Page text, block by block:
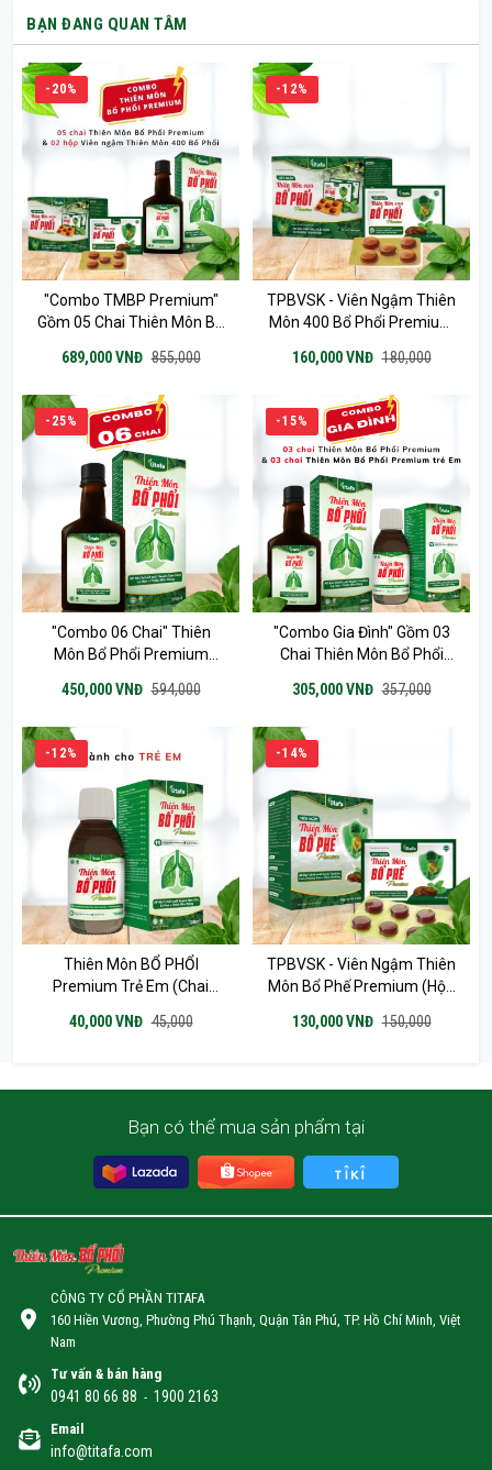
BẠN ĐANG QUAN TÂM
-20%
"Combo TMBP Premium"
Gồm 05 Chai Thiên Môn Bổ
Ngậm Thiên Môn 400 Bổ
689,000 VNĐ 855,000
-12%
TPBVSK - Viên Ngậm Thiên
Môn 400 Bổ Phổi Premium
160,000 VNĐ 180,000
-25%
"Combo 06 Chai" Thiên
Môn Bổ Phổi Premium
450,000 VNĐ 594,000
-15%
"Combo Gia Đình" Gồm 03
Chai Thiên Môn Bổ Phổi
Thiên Môn Bổ Phổi
305,000 VNĐ 357,000
-12%
Thiên Môn BỔ PHỔI
Premium Trẻ Em (chai
40,000 VNĐ 45,000
-14%
TPBVSK - Viên Ngậm Thiên
Môn Bổ Phế Premium (Hộp
ĐƯỜNG)
130,000 VNĐ 150,000
Bạn có thể mua sản phẩm tại
CÔNG TY CỔ PHẦN TITAFA
160 Hiền Vương, Phường Phú Thạnh, Quận Tân Phú, TP. Hồ Chí Minh, Việt
Nam
Tư vấn & bán hàng
0941 80 66 88 - 1900 2163
Email
info@titafa.com